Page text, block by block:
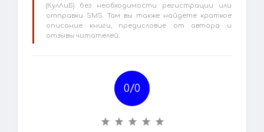
(КулЛиБ) без необходимости регистрации или
отправки SMS. Там вы также найдете краткое
описание книги, предисловие от автора и
отзывы читателей.
0/0